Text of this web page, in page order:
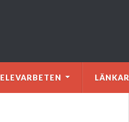
ELEVARBETEN LÄNKAR